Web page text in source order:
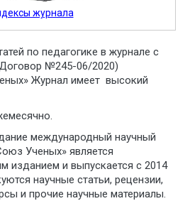
журнала
по педагогике в журнале с
№245-06/2020)
Журнал имеет высокий
международный научный
Ученых» является
изданием и выпускается с 2014
научные статьи, рецензии,
и прочие научные материалы.